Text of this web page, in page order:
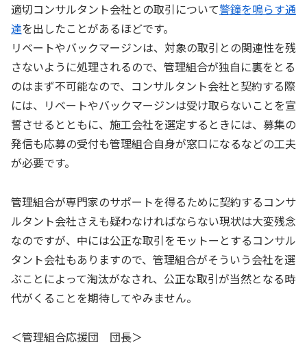
適切コンサルタント会社との取引について警鐘を鳴らす通
達を出したことがあるほどです。
リベートやバックマージンは、対象の取引との関連性を残
さないように処理されるので、管理組合が独自に裏をとる
のはまず不可能なので、コンサルタント会社と契約する際
には、リベートやバックマージンは受け取らないことを宣
誓させるとともに、施工会社を選定するときには、募集の
発信も応募の受付も管理組合自身が窓口になるなどの工夫
が必要です。
管理組合が専門家のサポートを得るために契約するコンサ
ルタント会社さえも疑わなければならない現状は大変残念
なのですが、中には公正な取引をモットーとするコンサル
タント会社もありますので、管理組合がそういう会社を選
ぶことによって淘汰がなされ、公正な取引が当然となる時
代がくることを期待してやみません。
＜管理組合応援団 団長＞